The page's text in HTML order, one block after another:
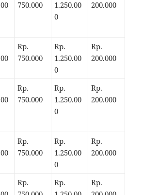
750.000
1.250.00
0
200.000
Rp.
750.000
Rp.
1.250.00
0
Rp.
200.000
Rp.
750.000
Rp.
1.250.00
0
Rp.
200.000
Rp.
750.000
Rp.
1.250.00
0
Rp.
200.000
Rp.
Rp.
Rp.